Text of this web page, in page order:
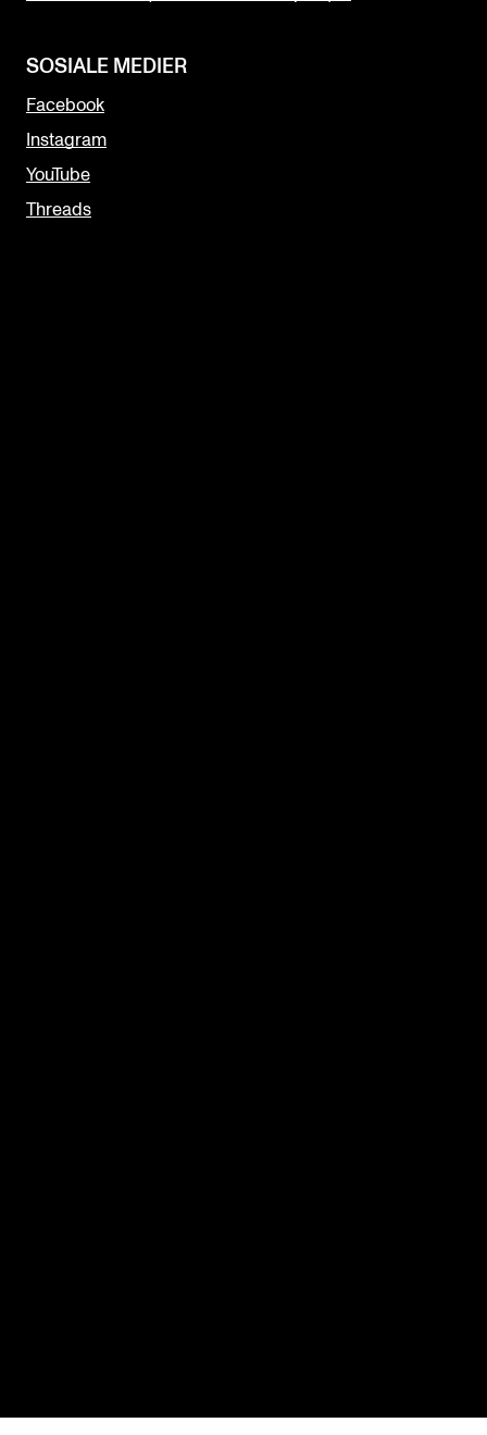
SOSIALE MEDIER
Facebook
Instagram
YouTube
Threads